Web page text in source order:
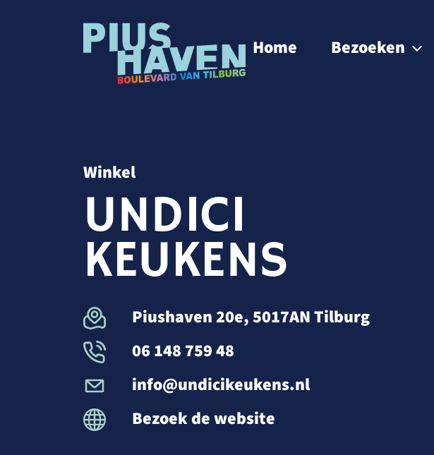
Home Bezoeken
Winkel
UNDICI
KEUKENS
Piushaven 20e, 5017AN Tilburg
06 148 759 48
info@undicikeukens.nl
Bezoek de website